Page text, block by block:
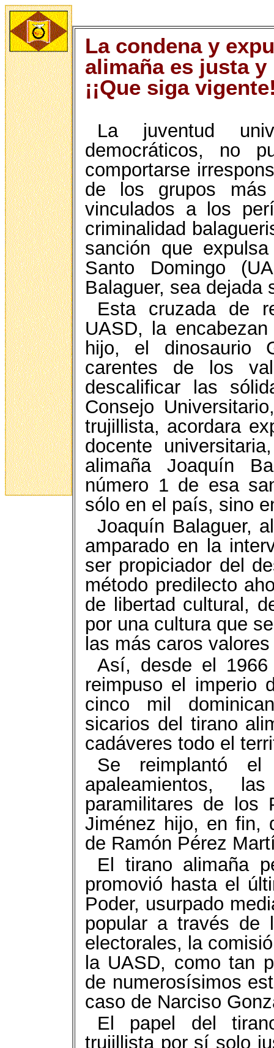
La condena y
alimaña es justa
¡¡Que siga
La juventud
democráticos, no
comportarse
de los grupos más
vinculados a los
criminalidad
sanción que
Santo Domingo
Balaguer, sea dejada
Esta cruzada de
UASD, la
hijo, el dinosaurio
carentes de los
descalificar las
Consejo
trujillista, acordara
docente
alimaña Joaquín
número 1 de esa
sólo en el país, sino
Joaquín Balaguer,
amparado en la
ser propiciador del
método predilecto
de libertad cultural,
por una cultura que
las más caros
Así, desde el
reimpuso el imperio
cinco mil
sicarios del tirano
cadáveres todo el
Se reimplantó
apaleamientos,
paramilitares de los
Jiménez hijo, en fin,
de Ramón Pérez
El tirano alimaña
promovió hasta el
Poder, usurpado
popular a través de
electorales, la
la UASD, como tan
de numerosísimos
caso de Narciso
El papel del
trujillista por sí solo